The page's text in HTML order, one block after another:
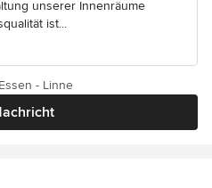
unserer Innenräume
ist...
- Linne